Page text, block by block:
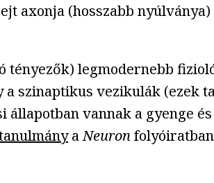
axonja (hosszabb
legmodernebb
szinaptikus vezikulák (ezek
vannak a gyenge
aNeuron